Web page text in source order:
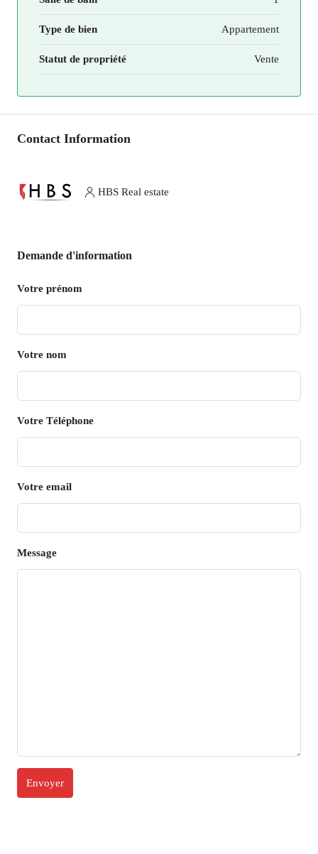
Type de bien Appartement
Statut de propriété Vente
Contact Information
HBS Real estate
Demande d'information
Votre prénom
Votre nom
Votre Téléphone
Votre email
Message